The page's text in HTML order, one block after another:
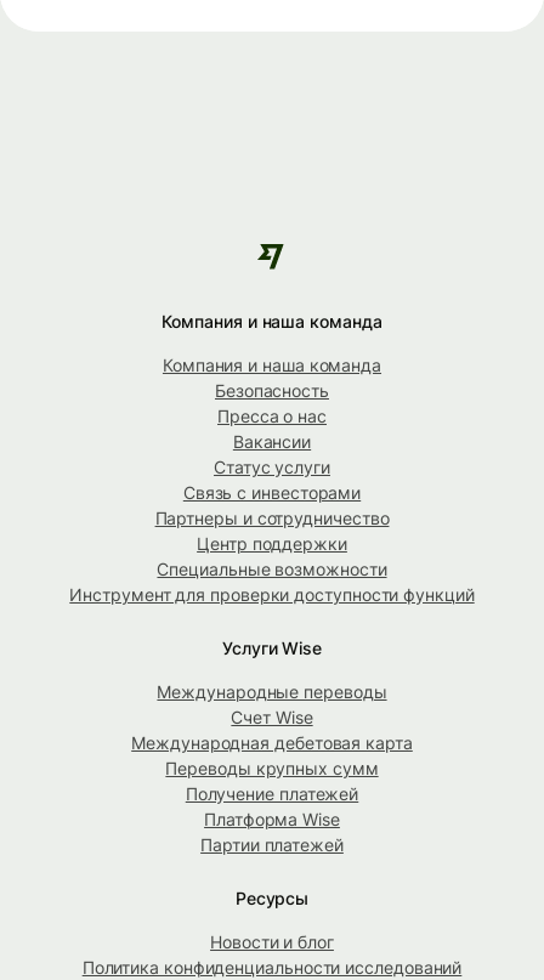
Компания и наша команда
Компания и наша команда
Безопасность
Пресса о нас
Вакансии
Статус услуги
Связь с инвесторами
Партнеры и сотрудничество
Центр поддержки
Специальные возможности
Инструмент для проверки доступности функций
Услуги Wise
Международные переводы
Счет Wise
Международная дебетовая карта
Переводы крупных сумм
Получение платежей
Платформа Wise
Партии платежей
Ресурсы
Новости и блог
Политика конфиденциальности исследований